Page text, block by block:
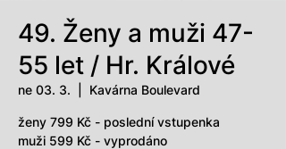
49. Ženy a muži 47-
55 let / Hr. Králové
ne 03. 3. Kavárna Boulevard
ženy 799 Kč - poslední vstupenka
muži 599 Kč - vyprodáno